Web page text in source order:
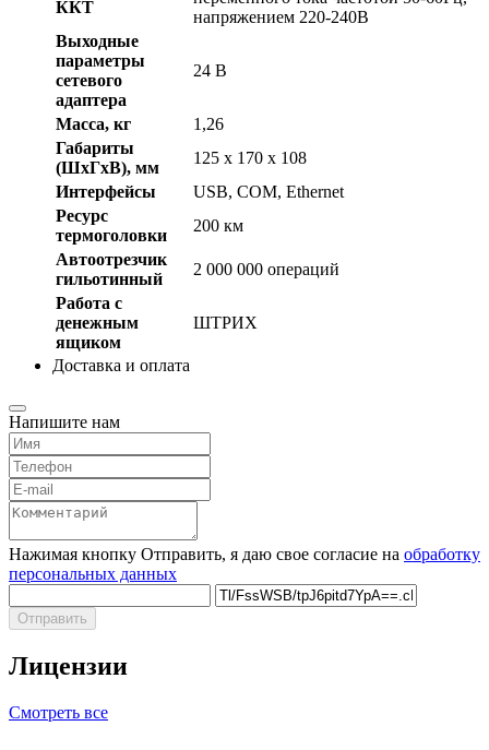
ККТ
напряжением 220-240В
Выходные
параметры
сетевого
адаптера
24 В
Масса, кг
1,26
Габариты
(ШхГхВ), мм
125 x 170 x 108
Интерфейсы
USB, COM, Ethernet
Ресурс
термоголовки
200 км
Автоотрезчик
гильотинный
2 000 000 операций
Работа с
денежным
ящиком
ШТРИХ
Доставка и оплата
Напишите нам
Нажимая кнопку Отправить, я даю свое согласие на обработку
персональных данных
Отправить
Лицензии
Смотреть все